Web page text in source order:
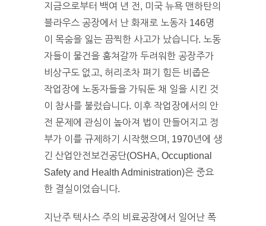
지금으로부터 백여 년 전, 미국 뉴욕 맨하탄의
블라우스 공장에서 난 화재로 노동자 146명
이 목숨을 잃는 끔찍한 사고가 났습니다. 노동
자들이 물건을 훔쳐갈까 두려워한 공장주가
비상구도 없고, 허리조차 펴기 힘든 비좁은
작업장에 노동자들을 가둬둔 채 일을 시킨 것
이 참사를 불렀습니다. 이후 작업장에서의 안
전 문제에 관심이 높아져 법이 만들어지고 정
부가 이를 규제하기 시작했으며, 1970년에 생
긴 산업안전보건공단(OSHA, Occuptional
Safety and Health Administration)은 중요
한 결실이었습니다.
지난주 텍사스 주의 비료공장에서 일어난 폭